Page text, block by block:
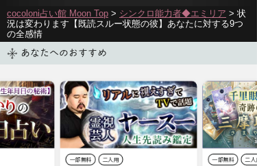
cocoloni占い館 Moon Top > シンクロ能力者◆エミリア > 状
況は変わります【既読スルー状態の彼】あなたに対する9つ
の全感情
あなたへのおすすめ
一部無料 二人用 一部無料 二人用